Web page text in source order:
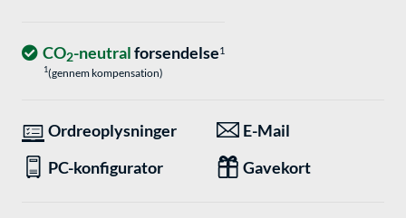
CO2-neutralforsendelse1
1(gennem kompensation)
Ordreoplysninger
E-Mail
PC-konfigurator
Gavekort